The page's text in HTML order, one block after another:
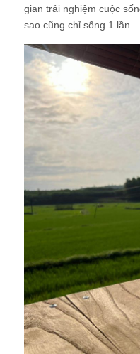
gian trải nghiệm cuộc
sao cũng chỉ sống 1 lần.